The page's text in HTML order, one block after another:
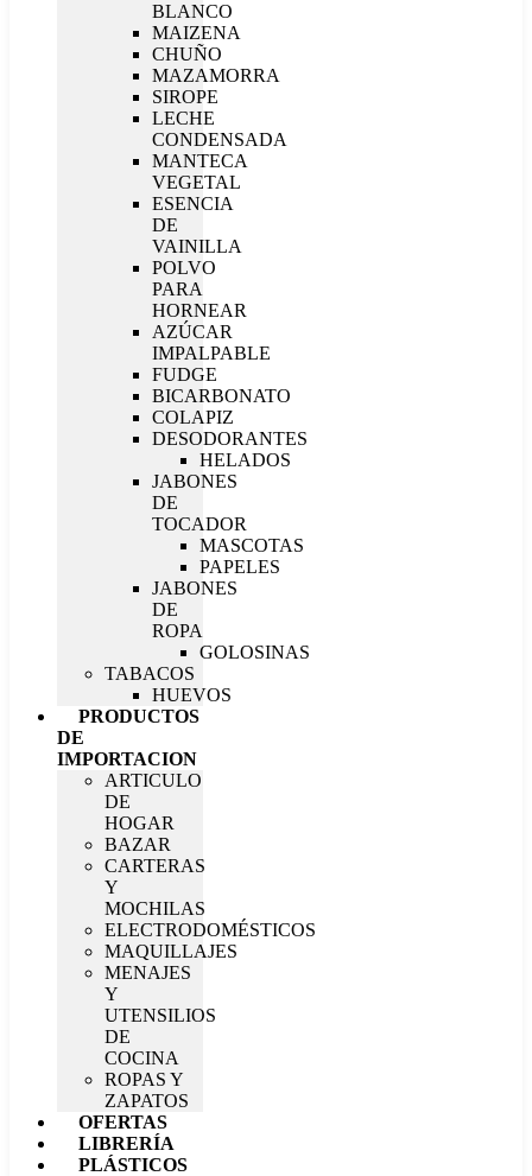
BLANCO
MAIZENA
CHUÑO
MAZAMORRA
SIROPE
LECHE
CONDENSADA
MANTECA
VEGETAL
ESENCIA
DE
VAINILLA
POLVO
PARA
HORNEAR
AZÚCAR
IMPALPABLE
FUDGE
BICARBONATO
COLAPIZ
DESODORANTES
HELADOS
JABONES
DE
TOCADOR
MASCOTAS
PAPELES
JABONES
DE
ROPA
GOLOSINAS
TABACOS
HUEVOS
PRODUCTOS
DE
IMPORTACION
ARTICULO
DE
HOGAR
BAZAR
CARTERAS
Y
MOCHILAS
ELECTRODOMÉSTICOS
MAQUILLAJES
MENAJES
Y
UTENSILIOS
DE
COCINA
ROPAS Y
ZAPATOS
OFERTAS
LIBRERÍA
PLÁSTICOS